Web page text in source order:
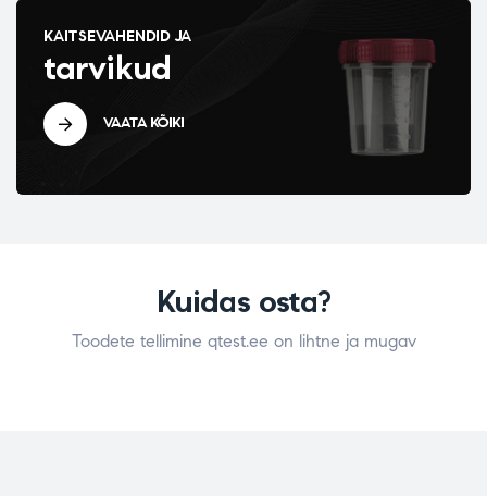
KAITSEVAHENDID JA
tarvikud
VAATA KÕIKI
Kuidas osta?
Toodete tellimine qtest.ee on lihtne ja mugav